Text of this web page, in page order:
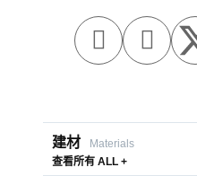
 
建材
Materials
查看所有 ALL +